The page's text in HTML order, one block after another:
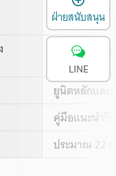
พลังงาน:
และ Z
500 m/s
Y และ Z
ยูนิตหลักและ
คู่มือแนะนำวิ
ประมาณ 22
ฝ่ายสนับสนุน
LINE